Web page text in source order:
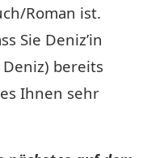
Roman ist.
Sie Deniz’in
Deniz) bereits
Ihnen sehr